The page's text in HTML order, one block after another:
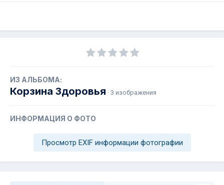
ИЗ АЛЬБОМА:
Корзина Здоровья · 3 изображения
ИНФОРМАЦИЯ О ФОТО
Просмотр EXIF информации фотографии